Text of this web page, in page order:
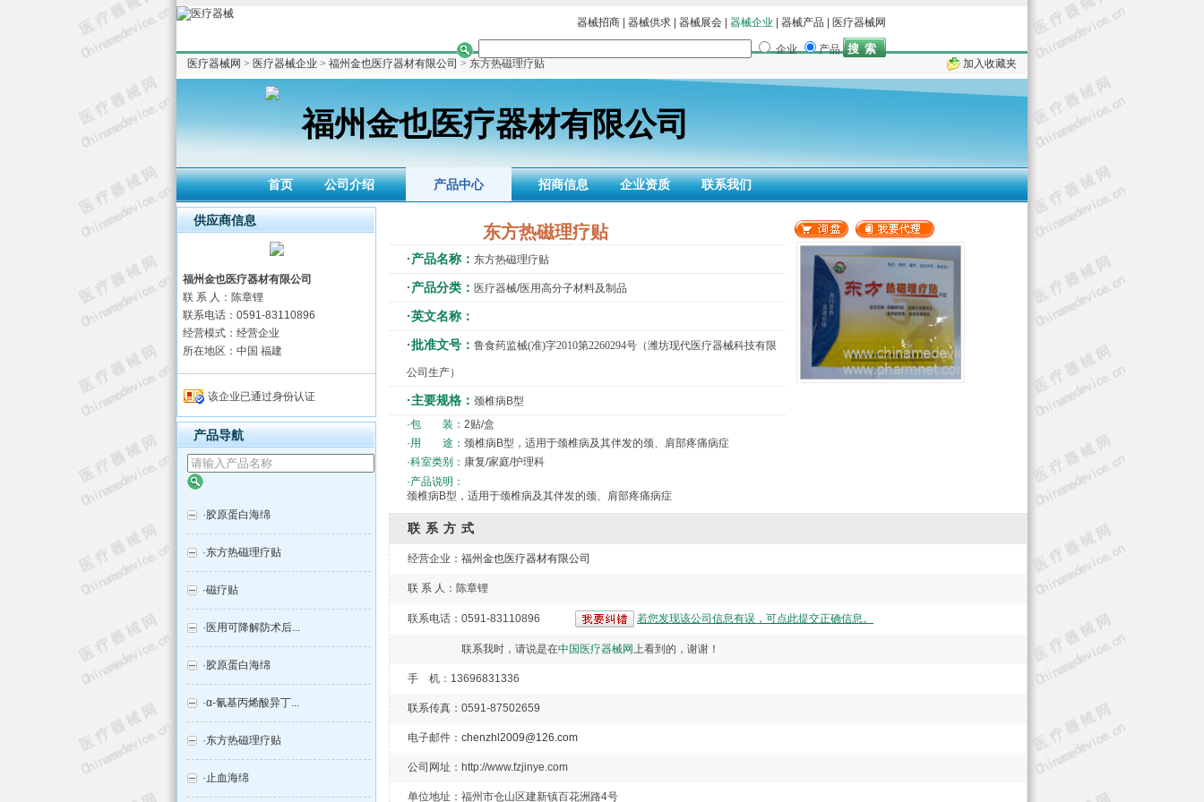
器械招商 器械供求 器械展会 器械企业 器械产品 医疗器械网
企业
产品
医疗器械网 > 医疗器械企业 > 福州金也医疗器材有限公司 > 东方热磁理疗贴 加入收藏夹
福州金也医疗器材有限公司
首页 公司介绍 产品中心 招商信息 企业资质 联系我们
东方热磁理疗贴
·产品名称： 东方热磁理疗贴
·产品分类： 医疗器械/医用高分子材料及制品
·英文名称：
·批准文号： 鲁食药监械(准)字2010第2260294号（潍坊现代医疗器械科技有限
公司生产）
·主要规格： 颈椎病B型
·包 装： 2贴/盒
·用 途： 颈椎病B型，适用于颈椎病及其伴发的颈、肩部疼痛病症
·科室类别： 康复/家庭/护理科
·产品说明：
颈椎病B型，适用于颈椎病及其伴发的颈、肩部疼痛病症
联系方式
经营企业： 福州金也医疗器材有限公司
联 系 人：陈章锂
联系电话：0591-83110896 若您发现该公司信息有误，可点此提交正确信息。
联系我时，请说是在中国医疗器械网上看到的，谢谢！
手 机：13696831336
联系传真：0591-87502659
电子邮件： chenzhl2009@126.com
公司网址：http://www.fzjinye.com
单位地址：福州市仓山区建新镇百花洲路4号
供应商信息
福州金也医疗器材有限公司
联 系 人：陈章锂
联系电话：0591-83110896
经营模式：经营企业
所在地区：中国 福建
该企业已通过身份认证
产品导航
·胶原蛋白海绵
·东方热磁理疗贴
·磁疗贴
· 医用可降解防术后...
·胶原蛋白海绵
·α-氰基丙烯酸异丁...
·东方热磁理疗贴
·止血海绵